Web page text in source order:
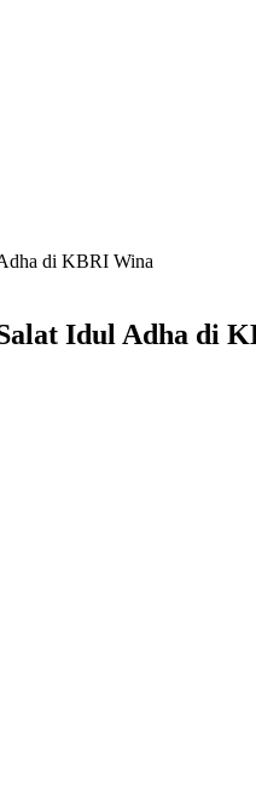
di KBRI Wina
Idul Adha di